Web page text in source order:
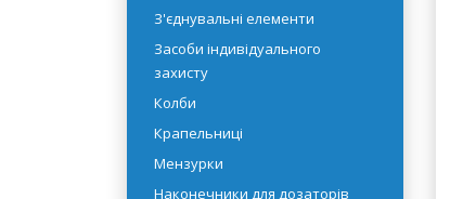
рідин
Емності
З'єднувальні елементи
Засоби індивідуального
захисту
Колби
Крапельниці